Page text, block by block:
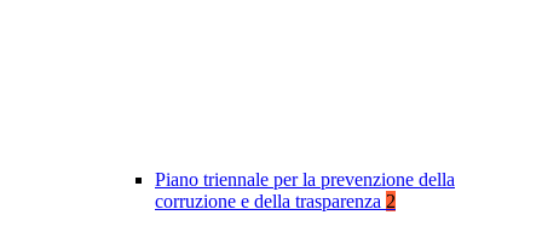
Piano triennale per la prevenzione della
corruzione e della trasparenza 2